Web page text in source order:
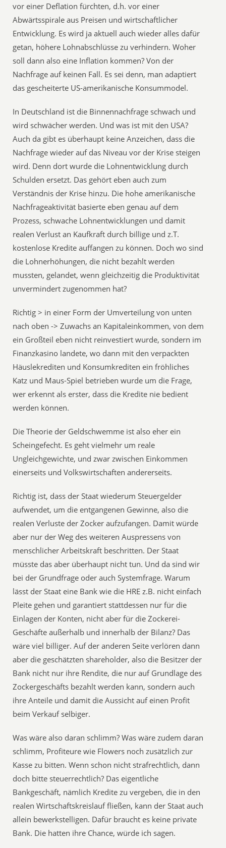
vor einer Deflation fürchten, d.h. vor einer
Abwärtsspirale aus Preisen und wirtschaftlicher
Entwicklung. Es wird ja aktuell auch wieder alles dafür
getan, höhere Lohnabschlüsse zu verhindern. Woher
soll dann also eine Inflation kommen? Von der
Nachfrage auf keinen Fall. Es sei denn, man adaptiert
das gescheiterte US-amerikanische Konsummodel.
In Deutschland ist die Binnennachfrage schwach und
wird schwächer werden. Und was ist mit den USA?
Auch da gibt es überhaupt keine Anzeichen, dass die
Nachfrage wieder auf das Niveau vor der Krise steigen
wird. Denn dort wurde die Lohnentwicklung durch
Schulden ersetzt. Das gehört eben auch zum
Verständnis der Krise hinzu. Die hohe amerikanische
Nachfrageaktivität basierte eben genau auf dem
Prozess, schwache Lohnentwicklungen und damit
realen Verlust an Kaufkraft durch billige und z.T.
kostenlose Kredite auffangen zu können. Doch wo sind
die Lohnerhöhungen, die nicht bezahlt werden
mussten, gelandet, wenn gleichzeitig die Produktivität
unvermindert zugenommen hat?
Richtig > in einer Form der Umverteilung von unten
nach oben -> Zuwachs an Kapitaleinkommen, von dem
ein Großteil eben nicht reinvestiert wurde, sondern im
Finanzkasino landete, wo dann mit den verpackten
Häuslekrediten und Konsumkrediten ein fröhliches
Katz und Maus-Spiel betrieben wurde um die Frage,
wer erkennt als erster, dass die Kredite nie bedient
werden können.
Die Theorie der Geldschwemme ist also eher ein
Scheingefecht. Es geht vielmehr um reale
Ungleichgewichte, und zwar zwischen Einkommen
einerseits und Volkswirtschaften andererseits.
Richtig ist, dass der Staat wiederum Steuergelder
aufwendet, um die entgangenen Gewinne, also die
realen Verluste der Zocker aufzufangen. Damit würde
aber nur der Weg des weiteren Auspressens von
menschlicher Arbeitskraft beschritten. Der Staat
müsste das aber überhaupt nicht tun. Und da sind wir
bei der Grundfrage oder auch Systemfrage. Warum
lässt der Staat eine Bank wie die HRE z.B. nicht einfach
Pleite gehen und garantiert stattdessen nur für die
Einlagen der Konten, nicht aber für die Zockerei-
Geschäfte außerhalb und innerhalb der Bilanz? Das
wäre viel billiger. Auf der anderen Seite verlören dann
aber die geschätzten shareholder, also die Besitzer der
Bank nicht nur ihre Rendite, die nur auf Grundlage des
Zockergeschäfts bezahlt werden kann, sondern auch
ihre Anteile und damit die Aussicht auf einen Profit
beim Verkauf selbiger.
Was wäre also daran schlimm? Was wäre zudem daran
schlimm, Profiteure wie Flowers noch zusätzlich zur
Kasse zu bitten. Wenn schon nicht strafrechtlich, dann
doch bitte steuerrechtlich? Das eigentliche
Bankgeschäft, nämlich Kredite zu vergeben, die in den
realen Wirtschaftskreislauf fließen, kann der Staat auch
allein bewerkstelligen. Dafür braucht es keine private
Bank. Die hatten ihre Chance, würde ich sagen.